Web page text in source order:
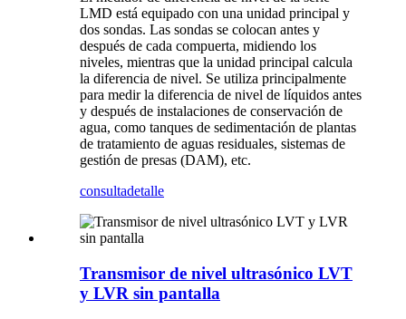
LMD está equipado con una unidad principal y
dos sondas. Las sondas se colocan antes y
después de cada compuerta, midiendo los
niveles, mientras que la unidad principal calcula
la diferencia de nivel. Se utiliza principalmente
para medir la diferencia de nivel de líquidos antes
y después de instalaciones de conservación de
agua, como tanques de sedimentación de plantas
de tratamiento de aguas residuales, sistemas de
gestión de presas (DAM), etc.
consultadetalle
Transmisor de nivel ultrasónico LVT
y LVR sin pantalla